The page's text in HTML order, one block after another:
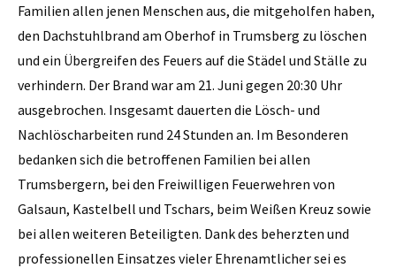
Familien allen jenen Menschen aus, die mitgeholfen haben,
den Dachstuhlbrand am Oberhof in Trumsberg zu löschen
und ein Übergreifen des Feuers auf die Städel und Ställe zu
verhindern. Der Brand war am 21. Juni gegen 20:30 Uhr
ausgebrochen. Insgesamt dauerten die Lösch- und
Nachlöscharbeiten rund 24 Stunden an. Im Besonderen
bedanken sich die betroffenen Familien bei allen
Trumsbergern, bei den Freiwilligen Feuerwehren von
Galsaun, Kastelbell und Tschars, beim Weißen Kreuz sowie
bei allen weiteren Beteiligten. Dank des beherzten und
professionellen Einsatzes vieler Ehrenamtlicher sei es